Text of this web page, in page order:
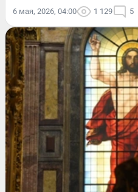
6 мая, 2026, 04:00 1 129 5